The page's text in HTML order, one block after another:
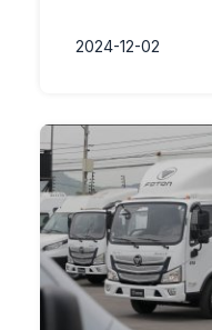
2024-12-02